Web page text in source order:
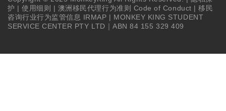
护 |使用细则 | 澳洲移民代理行为准则 Code of Conduct |移民
咨询行业行为监管信息 IRMAP | MONKEY KING STUDENT
SERVICE CENTER PTY LTD｜ABN 84 155 329 409